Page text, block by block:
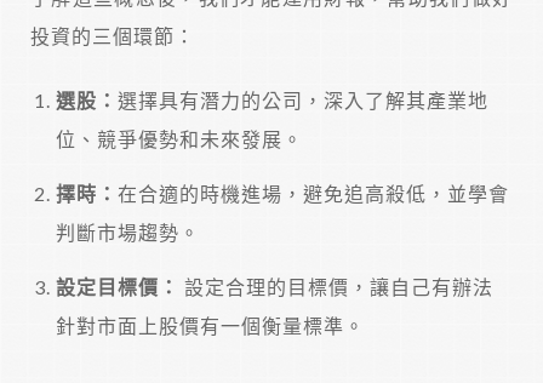
投資的三個環節：
選股： 選擇具有潛力的公司，深入了解其產業地
位、競爭優勢和未來發展。
擇時： 在合適的時機進場，避免追高殺低，並學會
判斷市場趨勢。
設定目標價： 設定合理的目標價，讓自己有辦法
針對市面上股價有一個衡量標準。